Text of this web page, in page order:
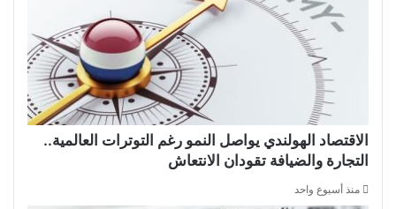
الاقتصاد الهولندي يواصل النمو رغم التوترات العالمية..
التجارة والضيافة تقودان الانتعاش
منذ أسبوع واحد